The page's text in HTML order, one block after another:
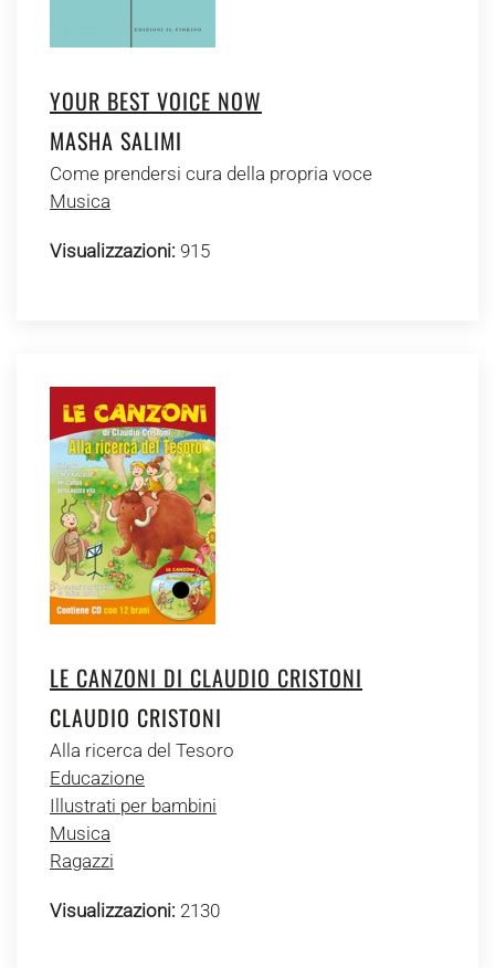
YOUR BEST VOICE NOW
MASHA SALIMI
Come prendersi cura della propria voce
Musica
Visualizzazioni: 915
LE CANZONI DI CLAUDIO CRISTONI
CLAUDIO CRISTONI
Alla ricerca del Tesoro
Educazione
Illustrati per bambini
Musica
Ragazzi
Visualizzazioni: 2130